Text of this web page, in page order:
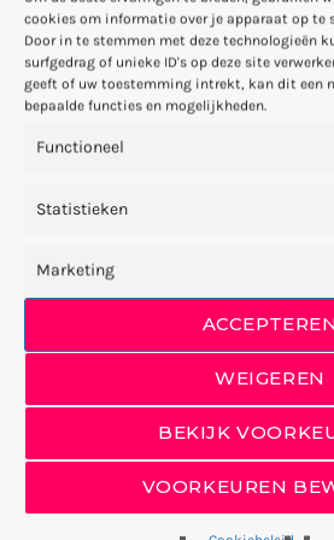
cookies om informatie over je apparaat op te
Door in te stemmen met deze technologieën
surfgedrag of unieke ID's op deze site
geeft of uw toestemming intrekt, kan dit een
bepaalde functies en mogelijkheden.
Functioneel
Statistieken
Marketing
WEIGEREN
BEKIJK
VOORKEUREN
9 oktober 2022
Lees hier het artikel van sukerbiet.nl